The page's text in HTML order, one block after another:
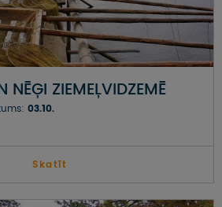
NĒĢI ZIEMEĻVIDZEMĒ
03.10.
Skatīt